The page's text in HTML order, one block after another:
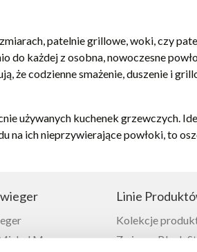
patelnie grillowe, woki, czy
do każdej z osobna, nowoczesne
że codzienne smażenie, duszenie i
używanych kuchenek grzewczych.
na ich nieprzywierające powłoki, to
Moran
Linie
Kolekcje
Zwieger Black